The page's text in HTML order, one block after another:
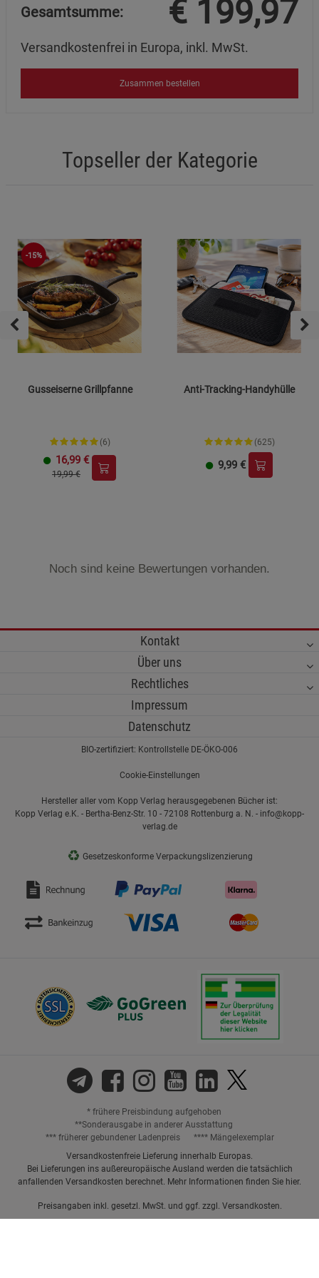
Gesamtsumme: € 199,97
Versandkostenfrei in Europa, inkl. MwSt.
Zusammen bestellen
Topseller der Kategorie
-15%
Gusseiserne Grillpfanne
(6)
16,99 €
19,99 €
Anti-Tracking-Handyhülle
(625)
9,99 €
Noch sind keine Bewertungen vorhanden.
Kontakt
Über uns
Rechtliches
Impressum
Datenschutz
BIO-zertifiziert: Kontrollstelle DE-ÖKO-006
Cookie-Einstellungen
Hersteller aller vom Kopp Verlag herausgegebenen Bücher ist:
Kopp Verlag e.K. - Bertha-Benz-Str. 10 - 72108 Rottenburg a. N. - info@kopp-
verlag.de
♻ Gesetzeskonforme Verpackungslizenzierung
* frühere Preisbindung aufgehoben
**Sonderausgabe in anderer Ausstattung
*** früherer gebundener Ladenpreis
**** Mängelexemplar
Versandkostenfreie Lieferung innerhalb Europas.
Bei Lieferungen ins außereuropäische Ausland werden die tatsächlich
anfallenden Versandkosten berechnet. Mehr Informationen finden Sie hier.
Preisangaben inkl. gesetzl. MwSt. und ggf. zzgl. Versandkosten.